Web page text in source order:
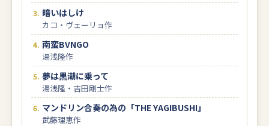
暗いはしけ
カコ・ヴェーリョ作
南蛮BVNGO
湯浅隆作
夢は黒潮に乗って
湯浅隆・吉田剛士作
マンドリン合奏の為の「THE YAGIBUSHI」
武藤理恵作